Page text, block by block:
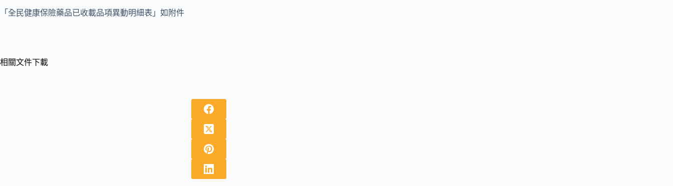
「全民健康保險藥品已收載品項異動明細表」如附件
相關文件下載